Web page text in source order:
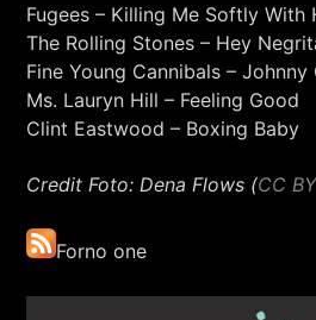
Fugees – Killing Me Softly With
The Rolling Stones – Hey
Fine Young Cannibals –
Ms. Lauryn Hill – Feeling Good
Clint Eastwood – Boxing Baby
Credit Foto: Dena Flows (CC
Forno one